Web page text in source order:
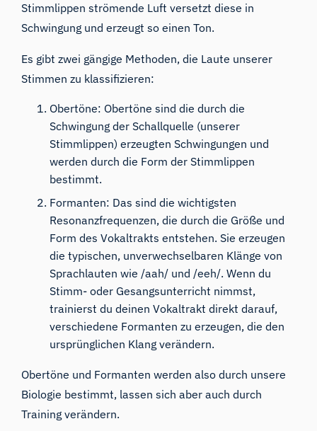
Stimmlippen strömende Luft versetzt diese in
Schwingung und erzeugt so einen Ton.
Es gibt zwei gängige Methoden, die Laute unserer
Stimmen zu klassifizieren:
Obertöne: Obertöne sind die durch die
Schwingung der Schallquelle (unserer
Stimmlippen) erzeugten Schwingungen und
werden durch die Form der Stimmlippen
bestimmt.
Formanten: Das sind die wichtigsten
Resonanzfrequenzen, die durch die Größe und
Form des Vokaltrakts entstehen. Sie erzeugen
die typischen, unverwechselbaren Klänge von
Sprachlauten wie /aah/ und /eeh/. Wenn du
Stimm- oder Gesangsunterricht nimmst,
trainierst du deinen Vokaltrakt direkt darauf,
verschiedene Formanten zu erzeugen, die den
ursprünglichen Klang verändern.
Obertöne und Formanten werden also durch unsere
Biologie bestimmt, lassen sich aber auch durch
Training verändern.